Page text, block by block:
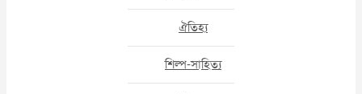
ঐতিহ্য
শিল্প-সাহিত্য